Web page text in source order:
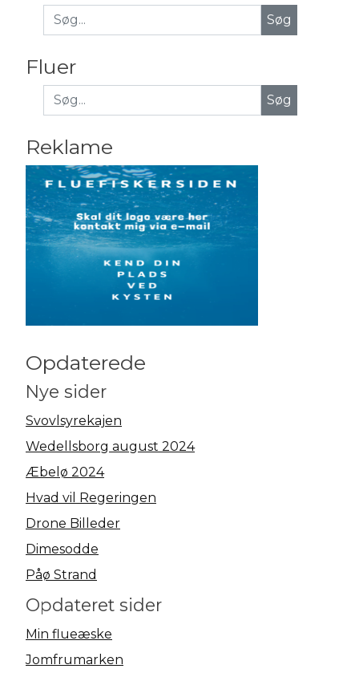
Fluer
Søg
Reklame
Opdaterede
Nye sider
Svovlsyrekajen
Wedellsborg august 2024
Æbelø 2024
Hvad vil Regeringen
Drone Billeder
Dimesodde
Påø Strand
Opdateret sider
Min flueæske
Jomfrumarken